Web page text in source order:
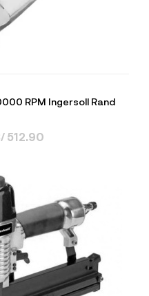
RPM Ingersoll Rand
512.90